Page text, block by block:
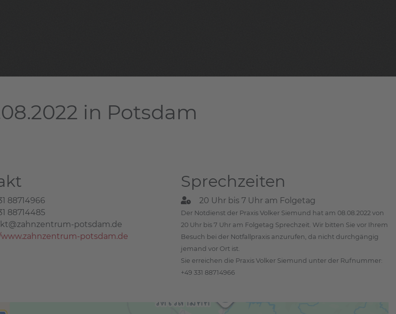
in Potsdam
88714966
88714485
potsdam.de
potsdam.de
Sprechzeiten
20 Uhr bis 7 Uhr am Folgetag
Der Notdienst der Praxis Volker Siemund hat am 08.08.2022 von
20 Uhr bis 7 Uhr am Folgetag Sprechzeit. Wir bitten Sie vor Ihrem
Besuch bei der Notfallpraxis anzurufen, da nicht durchgängig
jemand vor Ort ist.
Sie erreichen die Praxis Volker Siemund unter der Rufnummer:
+49 331 88714966